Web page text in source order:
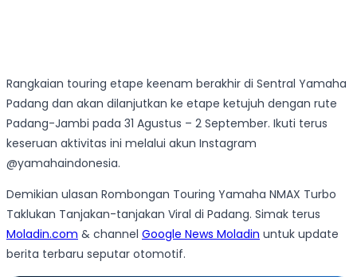
Rangkaian touring etape keenam berakhir di Sentral Yamaha
Padang dan akan dilanjutkan ke etape ketujuh dengan rute
Padang-Jambi pada 31 Agustus – 2 September. Ikuti terus
keseruan aktivitas ini melalui akun Instagram
@yamahaindonesia.
Demikian ulasan Rombongan Touring Yamaha NMAX Turbo
Taklukan Tanjakan-tanjakan Viral di Padang. Simak terus
Moladin.com & channel Google News Moladin untuk update
berita terbaru seputar otomotif.